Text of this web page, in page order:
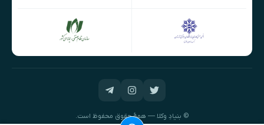
© بنیادِ وکلا — همهٔ حقوق محفوظ است.